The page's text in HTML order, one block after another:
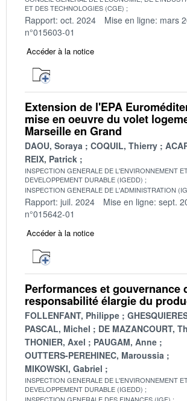
ET DES TECHNOLOGIES (CGE)
Rapport: oct. 2024 Mise en ligne: mars
n°015603-01
Accéder à la notice
Extension de l'EPA
mise en oeuvre du volet
Marseille en Grand
DAOU, Soraya COQUIL, Thierry
REIX, Patrick
INSPECTION GENERALE DE L'ENVIRONNEMENT
DEVELOPPEMENT DURABLE (IGEDD)
INSPECTION GENERALE DE L'ADMINISTRATION
Rapport: juil. 2024 Mise en ligne: sept.
n°015642-01
Accéder à la notice
Performances et gouvernance
responsabilité élargie du
FOLLENFANT, Philippe
PASCAL, Michel
DE MAZANCOURT,
THONIER, Axel
PAUGAM, Anne
OUTTERS-PEREHINEC, Maroussia
MIKOWSKI, Gabriel
INSPECTION GENERALE DE L'ENVIRONNEMENT
DEVELOPPEMENT DURABLE (IGEDD)